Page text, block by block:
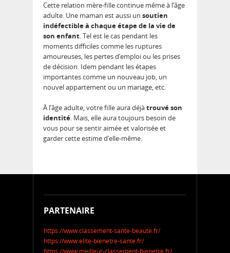
Cette relation mère-fille continue même à l’âge
adulte. Une maman est aussi un soutien
indéfectible à chaque étape de la vie de
son enfant. Tel est le cas pendant les
moments difficiles comme les ruptures
amoureuses, les pertes d’emploi ou les prises
de décision. Idem pendant les étapes
importantes comme un nouveau job, un
nouvel appartement ou un mariage, etc.
À l’âge adulte, votre fille aura déjàtrouvé son
identité. Mais, elle aura toujours besoin de
vous pour se sentir aimée et valorisée et
garder cette estime d’elle-même.
PARTENAIRE
https://www.classement-sante-beaute.fr/
https://www.elite-bienetre-sante.fr/